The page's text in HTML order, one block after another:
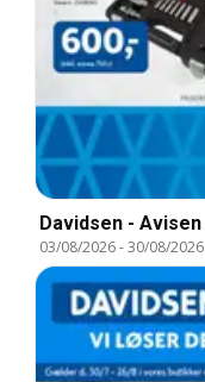
Davidsen - Avisen
03/08/2026-30/08/2026